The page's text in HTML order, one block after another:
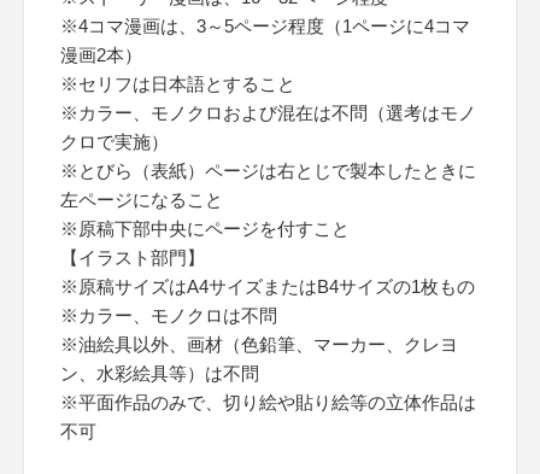
※4コマ漫画は、3～5ページ程度（1ページに4コマ
漫画2本）
※セリフは日本語とすること
※カラー、モノクロおよび混在は不問（選考はモノ
クロで実施）
※とびら（表紙）ページは右とじで製本したときに
左ページになること
※原稿下部中央にページを付すこと
【イラスト部門】
※原稿サイズはA4サイズまたはB4サイズの1枚もの
※カラー、モノクロは不問
※油絵具以外、画材（色鉛筆、マーカー、クレヨ
ン、水彩絵具等）は不問
※平面作品のみで、切り絵や貼り絵等の立体作品は
不可